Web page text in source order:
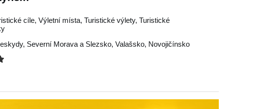
cíle, Výletní místa, Turistické výlety, Turistické
, Severní Morava a Slezsko, Valašsko, Novojičínsko